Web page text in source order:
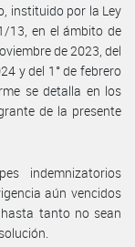
instituido por la Ley
13, en el ámbito de
de 2023, del
y del 1° de febrero
se detalla en los
de la presente
indemnizatorios
aún vencidos
tanto no sean